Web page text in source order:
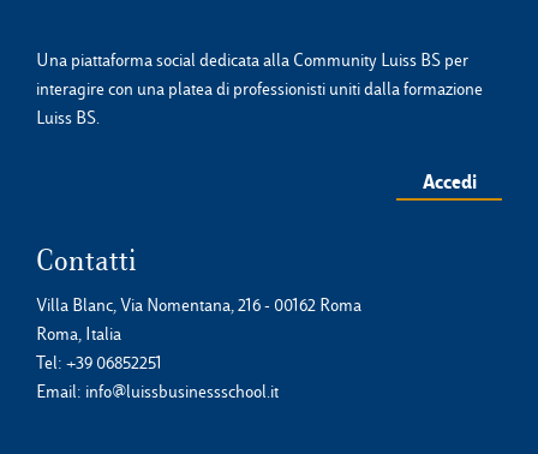
Una piattaforma social dedicata alla Community Luiss BS per
interagire con una platea di professionisti uniti dalla formazione
Luiss BS.
Accedi
Contatti
Villa Blanc, Via Nomentana, 216 - 00162 Roma
Roma, Italia
Tel: +39 06852251
Email: info@luissbusinessschool.it